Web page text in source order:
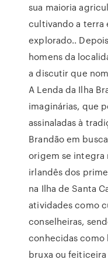
sua maioria
cultivando a terra
explorado..
homens da
a discutir que
A Lenda da Ilha
imaginárias, que
assinaladas à
Brandão em
origem se integra
irlandês dos
na Ilha de Santa
atividades como
conselheiras,
conhecidas como
bruxa ou